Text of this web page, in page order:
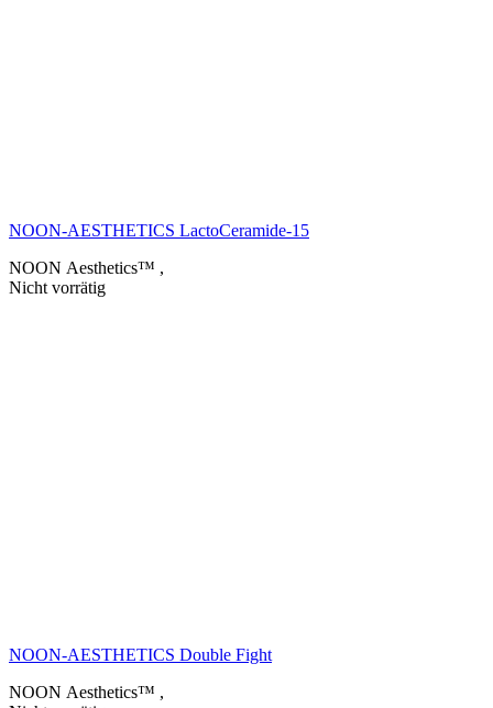
NOON-AESTHETICS LactoCeramide-15
NOON Aesthetics™ ,
Nicht vorrätig
NOON-AESTHETICS Double Fight
NOON Aesthetics™ ,